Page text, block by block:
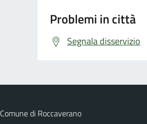
Problemi in città
Segnala disservizio
Comune di Roccaverano